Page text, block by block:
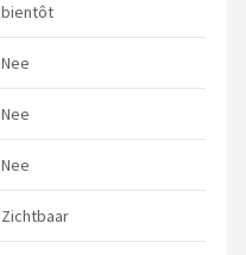
bientôt
Nee
Nee
Nee
Zichtbaar